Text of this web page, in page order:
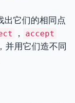
出它们的相同点
， accept
并用它们造不同